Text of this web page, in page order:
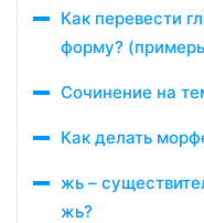
Как перевести
форму?
Сочинение на
Как делать
жь –
жь?